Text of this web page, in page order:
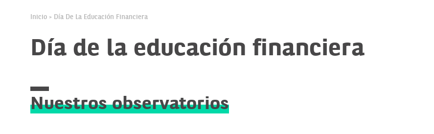
Inicio > Día De La Educación Financiera
Día de la educación financiera
Nuestros observatorios